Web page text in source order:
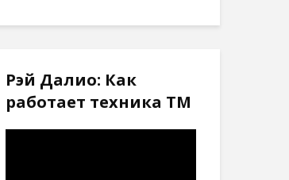
Рэй Далио: Как
работает техника ТМ